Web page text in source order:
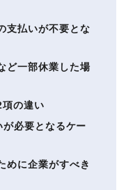
支払いが不要とな
ど一部休業した場
の違い
必要となるケー
めに企業がすべき